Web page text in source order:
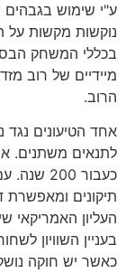
ע"י שימוש בגבהים
נוקשות מקשות על
בכללי המשחק
מיידיים של רוב
הרוב.
אחד הטיעונים
לתנאים משתנים.
כעבור
תיקונים ומאפשרת
העליון
בעניין השוויון
כאשר יש חוקה